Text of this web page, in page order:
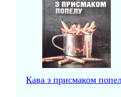
Кава з присмаком